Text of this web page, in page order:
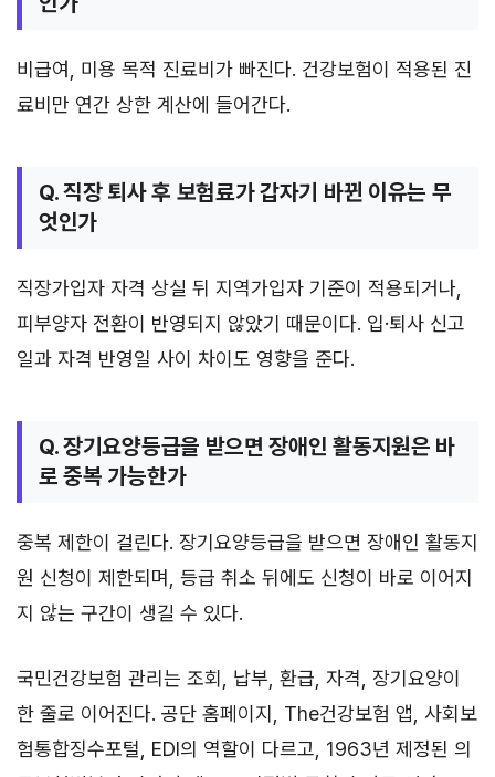
비급여, 미용 목적 진료비가 빠진다. 건강보험이 적용된 진
료비만 연간 상한 계산에 들어간다.
Q. 직장 퇴사 후 보험료가 갑자기 바뀐 이유는 무
엇인가
직장가입자 자격 상실 뒤 지역가입자 기준이 적용되거나,
피부양자 전환이 반영되지 않았기 때문이다. 입·퇴사 신고
일과 자격 반영일 사이 차이도 영향을 준다.
Q. 장기요양등급을 받으면 장애인 활동지원은 바
로 중복 가능한가
중복 제한이 걸린다. 장기요양등급을 받으면 장애인 활동지
원 신청이 제한되며, 등급 취소 뒤에도 신청이 바로 이어지
지 않는 구간이 생길 수 있다.
국민건강보험 관리는 조회, 납부, 환급, 자격, 장기요양이
한 줄로 이어진다. 공단 홈페이지, The건강보험 앱, 사회보
험통합징수포털, EDI의 역할이 다르고, 1963년 제정된 의